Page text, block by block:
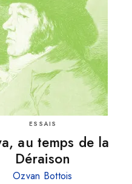
ESSAIS
au temps de la
Déraison
Ozvan Bottois